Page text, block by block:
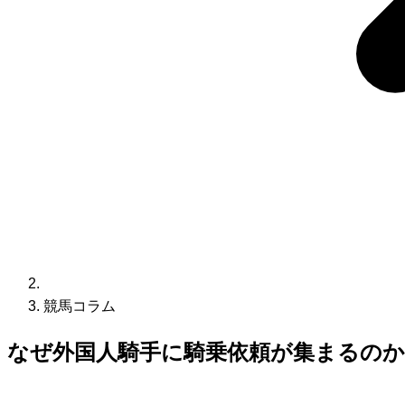
競馬コラム
なぜ外国人騎手に騎乗依頼が集まるの